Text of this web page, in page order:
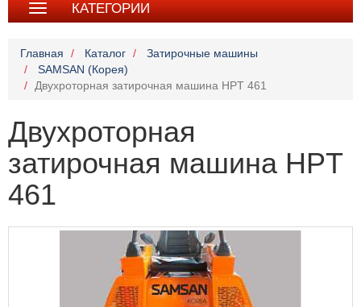
КАТЕГОРИИ
Главная Каталог
Затирочные машины
SAMSAN (Корея)
Двухроторная затирочная машина HPT 461
Двухроторная
затирочная машина HPT
461